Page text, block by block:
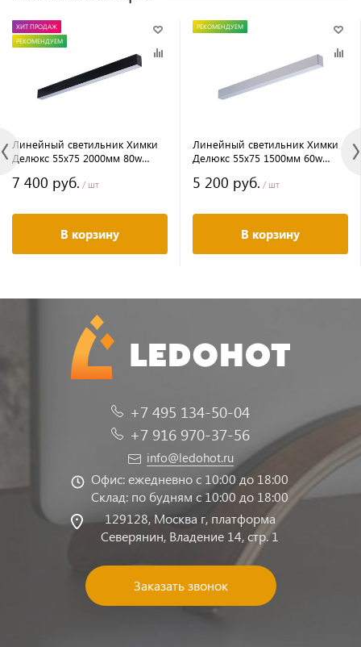
ХИТ ПРОДАЖ
РЕКОМЕНДУЕМ
Линейный светильник Химки
Делюкс 55х75 2000мм 80w
7 400 руб. / шт
В корзину
РЕКОМЕНДУЕМ
Линейный светильник Химки
Делюкс 55х75 1500мм 60w
5 200 руб. / шт
В корзину
+7 495 134-50-04
+7 916 970-37-56
info@ledohot.ru
Офис: ежедневно с 10:00 до 18:00
Склад: по будням с 10:00 до 18:00
129128, Москва г, платформа
Северянин, Владение 14, стр. 1
Заказать звонок